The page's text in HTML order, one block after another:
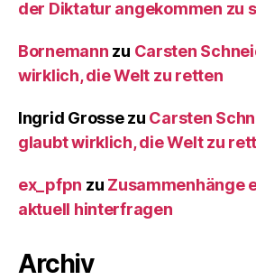
der Diktatur angekommen zu
Bornemann zu Carsten
wirklich, die Welt zu retten
Ingrid Grossezu Carsten
glaubt wirklich, die Welt zu
ex_pfpn zu Zusammenhänge
aktuell hinterfragen
Archiv